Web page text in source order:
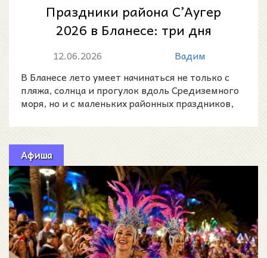
Праздники района С’Аугер
2026 в Бланесе: три дня
соседской культуры, музыки и
летней жизни...
12.06.2026
Вадим
В Бланесе лето умеет начинаться не только с
пляжа, солнца и прогулок вдоль Средиземного
моря, но и с маленьких районных праздников,
Афиша